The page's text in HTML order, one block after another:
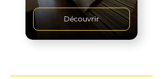
Découvrir